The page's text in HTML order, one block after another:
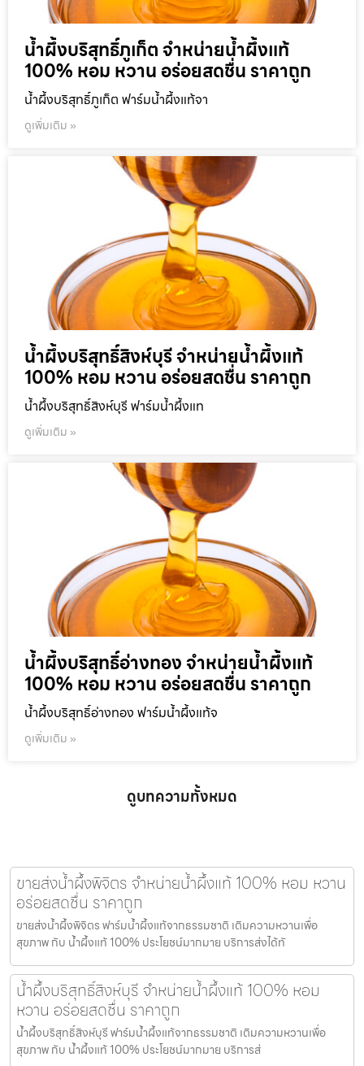
น้ำผึ้งบริสุทธิ์ภูเก็ต จำหน่ายน้ำผึ้งแท้
100% หอม หวาน อร่อยสดชื่น ราคาถูก
น้ำผึ้งบริสุทธิ์ภูเก็ต ฟาร์มน้ำผึ้งแท้จา
ดูเพิ่มเติม »
น้ำผึ้งบริสุทธิ์สิงห์บุรี จำหน่ายน้ำผึ้งแท้
100% หอม หวาน อร่อยสดชื่น ราคาถูก
น้ำผึ้งบริสุทธิ์สิงห์บุรี ฟาร์มน้ำผึ้งแท
ดูเพิ่มเติม »
น้ำผึ้งบริสุทธิ์อ่างทอง จำหน่ายน้ำผึ้งแท้
100% หอม หวาน อร่อยสดชื่น ราคาถูก
น้ำผึ้งบริสุทธิ์อ่างทอง ฟาร์มน้ำผึ้งแท้จ
ดูเพิ่มเติม »
ดูบทความทั้งหมด
ขายส่งน้ำผึ้งพิจิตร จำหน่ายน้ำผึ้งแท้ 100% หอม หวาน
อร่อยสดชื่น ราคาถูก
ขายส่งน้ำผึ้งพิจิตร ฟาร์มน้ำผึ้งแท้จากธรรมชาติ เติมความหวานเพื่อ
สุขภาพ กับ น้ำผึ้งแท้ 100% ประโยชน์มากมาย บริการส่งได้ทั
น้ำผึ้งบริสุทธิ์สิงห์บุรี จำหน่ายน้ำผึ้งแท้ 100% หอม
หวาน อร่อยสดชื่น ราคาถูก
น้ำผึ้งบริสุทธิ์สิงห์บุรี ฟาร์มน้ำผึ้งแท้จากธรรมชาติ เติมความหวานเพื่อ
สุขภาพ กับ น้ำผึ้งแท้ 100% ประโยชน์มากมาย บริการส่